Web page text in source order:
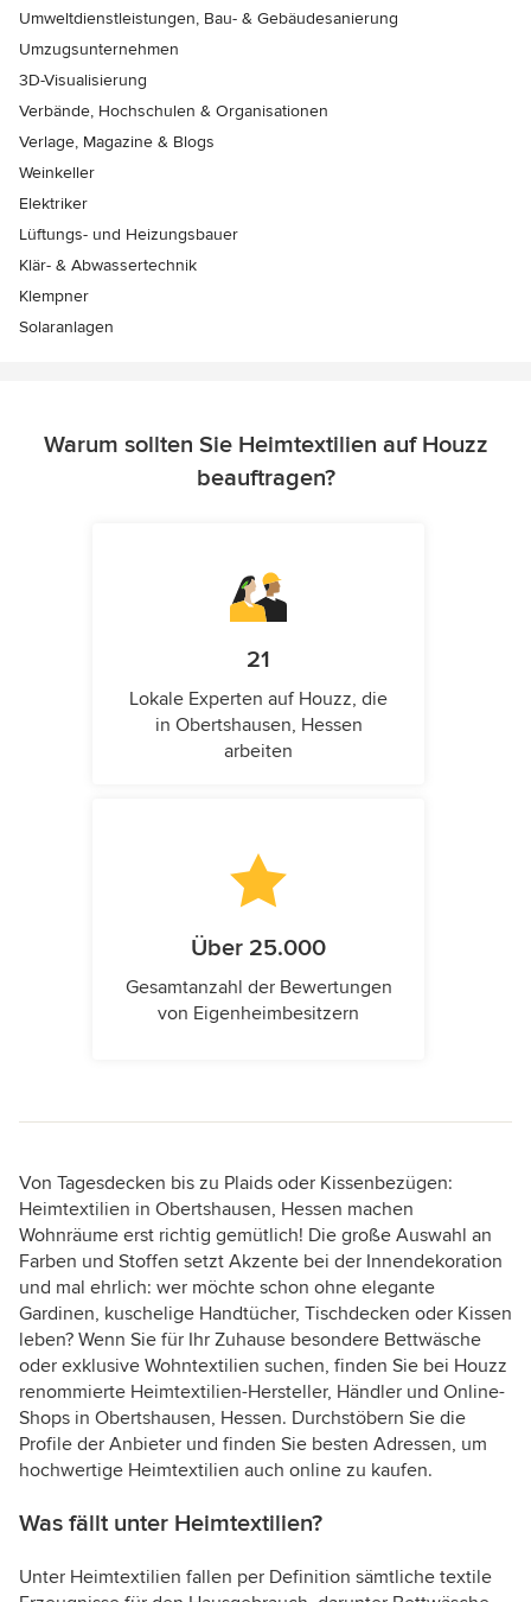
Umweltdienstleistungen, Bau- & Gebäudesanierung
Umzugsunternehmen
3D-Visualisierung
Verbände, Hochschulen & Organisationen
Verlage, Magazine & Blogs
Weinkeller
Elektriker
Lüftungs- und Heizungsbauer
Klär- & Abwassertechnik
Klempner
Solaranlagen
Warum sollten Sie Heimtextilien auf Houzz
beauftragen?
21
Lokale Experten auf Houzz, die
in Obertshausen, Hessen
arbeiten
Über 25.000
Gesamtanzahl der Bewertungen
von Eigenheimbesitzern
Von Tagesdecken bis zu Plaids oder Kissenbezügen:
Heimtextilien in Obertshausen, Hessen machen
Wohnräume erst richtig gemütlich! Die große Auswahl an
Farben und Stoffen setzt Akzente bei der Innendekoration
und mal ehrlich: wer möchte schon ohne elegante
Gardinen, kuschelige Handtücher, Tischdecken oder Kissen
leben? Wenn Sie für Ihr Zuhause besondere Bettwäsche
oder exklusive Wohntextilien suchen, finden Sie bei Houzz
renommierte Heimtextilien-Hersteller, Händler und Online-
Shops in Obertshausen, Hessen. Durchstöbern Sie die
Profile der Anbieter und finden Sie besten Adressen, um
hochwertige Heimtextilien auch online zu kaufen.
Was fällt unter Heimtextilien?
Unter Heimtextilien fallen per Definition sämtliche textile